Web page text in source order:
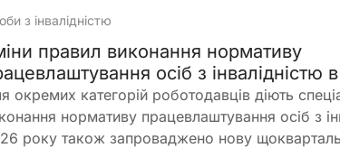
з інвалідністю
правил виконання нормативу
осіб з інвалідністю
окремих категорій роботодавців діють
нормативу працевлаштування осіб з
року також запроваджено нову